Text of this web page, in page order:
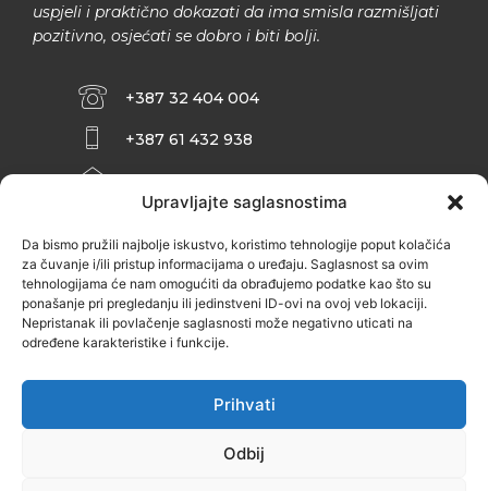
Upravljajte saglasnostima
Da bismo pružili najbolje iskustvo, koristimo tehnologije poput kolačića
za čuvanje i/ili pristup informacijama o uređaju. Saglasnost sa ovim
tehnologijama će nam omogućiti da obrađujemo podatke kao što su
ponašanje pri pregledanju ili jedinstveni ID-ovi na ovoj veb lokaciji.
Nepristanak ili povlačenje saglasnosti može negativno uticati na
određene karakteristike i funkcije.
Prihvati
Odbij
uspjeli i praktično dokazati da ima smisla razmišljati
pozitivno, osjećati se dobro i biti bolji.
+387 32 404 004
+387 61 432 938
INFO@ZENIT.BA
ZENIČANKA, 3. SPRAT), 72000 ZENICA